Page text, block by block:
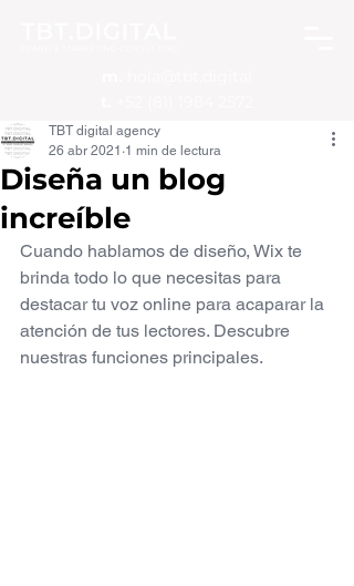
Diseña un blog
increíble
TBT digital agency
26 abr 2021 1 min de lectura
Cuando hablamos de diseño, Wix te
brinda todo lo que necesitas para
destacar tu voz online para acaparar la
atención de tus lectores. Descubre
nuestras funciones principales.